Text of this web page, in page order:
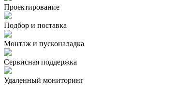
Проектирование
Подбор и поставка
Монтаж и пусконаладка
Сервисная поддержка
Удаленный мониторинг